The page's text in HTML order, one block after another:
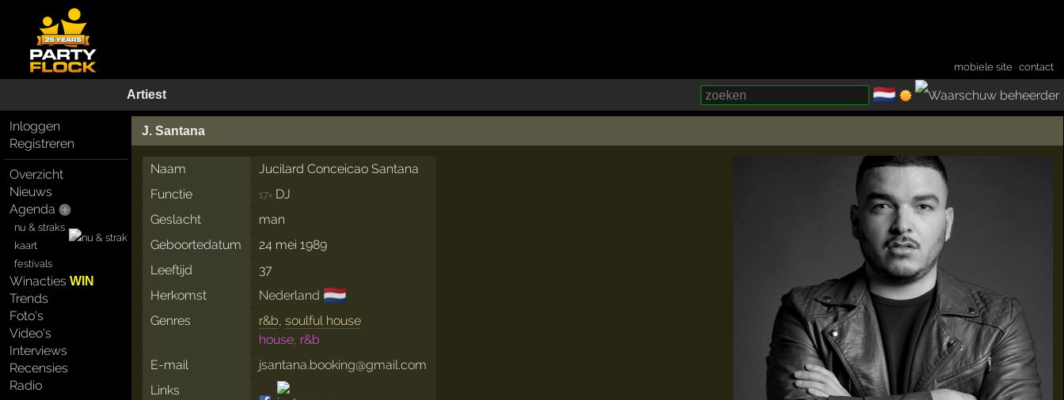
mobiele site ·contact
Artiest 🇳🇱
Inloggen
Registreren
Overzicht
Nieuws
Agenda
nu & straks
kaart
festivals
WinactiesWIN
Trends
Foto's
Video's
Interviews
Recensies
Radio
J. Santana
Naam
Jucilard Conceicao Santana
Functie
17× DJ
Geslacht
man
Geboortedatum
24 mei 1989
Leeftijd
37
Herkomst
Nederland 🇳🇱
Genres r&b,soulful house
house, r&b
E-mail
jsantana.booking@gmail.com
Links